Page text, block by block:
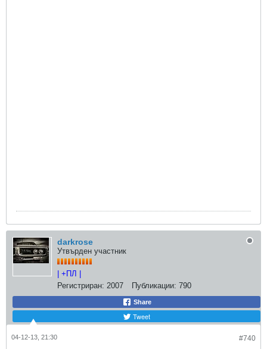
darkrose
Утвърден участник
| +ПЛ |
Регистриран: 2007 Публикации: 790
Share
Tweet
#740
04-12-13, 21:30